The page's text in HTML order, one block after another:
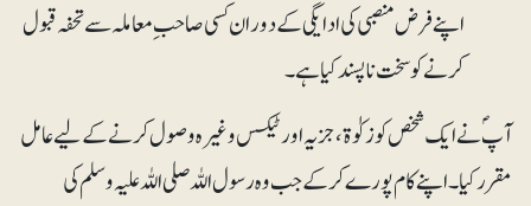
اپنے فرض منصبی کی ادایگی کے دوران کسی صاحب ِمعاملہ سے تحفہ قبول
کرنے کوسخت ناپسند کیاہے۔
آپؐ نے ایک شخص کو زکوٰۃ، جزیہ اور ٹیکس وغیرہ وصول کرنے کے لیے عامل
مقرر کیا۔ اپنے کام پورے کرکے جب وہ رسول اللہ صلی اللہ علیہ وسلم کی